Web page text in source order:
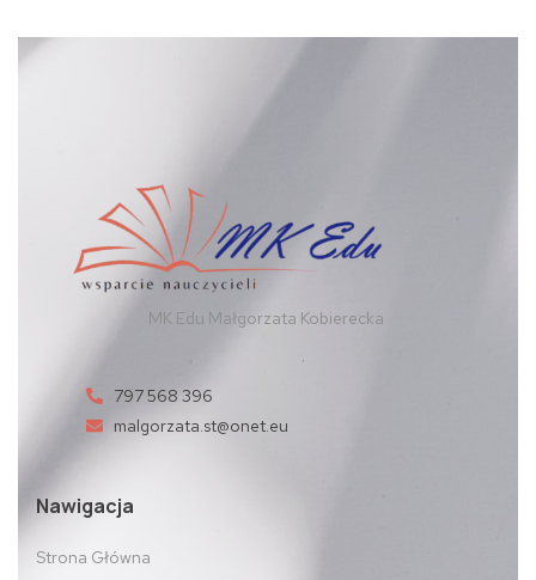
MK Edu Małgorzata Kobierecka
797 568 396
malgorzata.st@onet.eu
Nawigacja
Strona Główna